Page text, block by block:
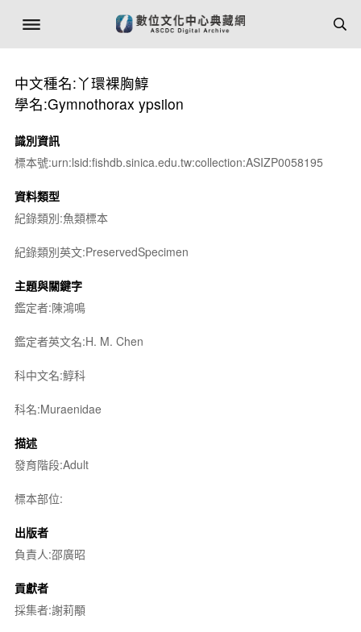
中文種名:丫環裸胸鯙
學名:Gymnothorax ypsilon
識別資訊
標本號:urn:lsid:fishdb.sinica.edu.tw:collection:ASIZP0058195
資料類型
紀錄類別:魚類標本
紀錄類別英文:PreservedSpecimen
主題與關鍵字
鑑定者:陳鴻鳴
鑑定者英文名:H. M. Chen
科中文名:鯙科
科名:Muraenidae
描述
發育階段:Adult
標本部位:
出版者
負責人:邵廣昭
貢獻者
採集者:謝莉顒